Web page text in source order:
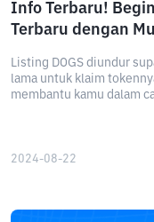
Info Terbaru!
Terbaru dengan
Listing DOGS diundur
lama untuk klaim
membantu kamu dalam
2024-08-22